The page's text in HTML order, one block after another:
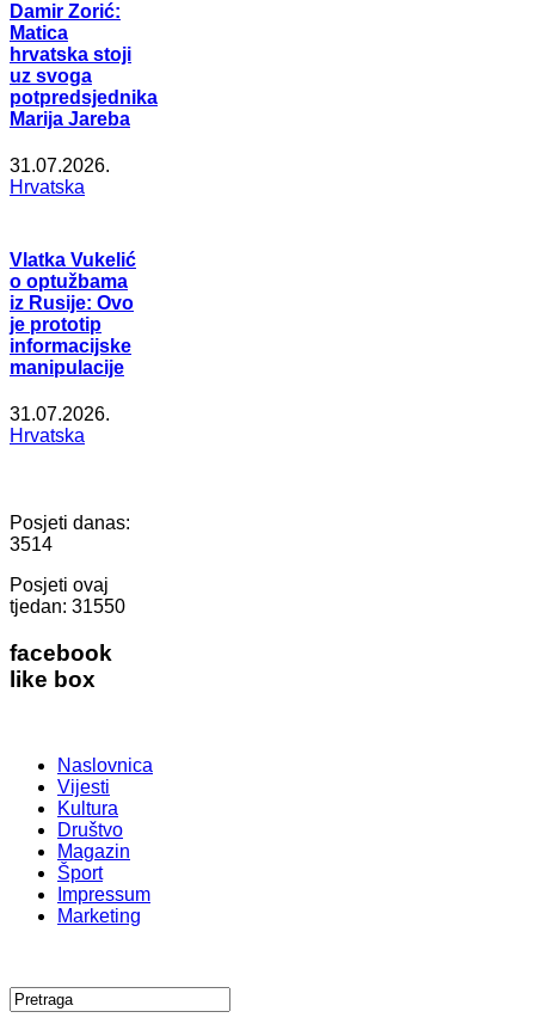
Damir Zorić:
Matica
hrvatska stoji
uz svoga
potpredsjednika
Marija Jareba
31.07.2026.
Hrvatska
Vlatka Vukelić
o optužbama
iz Rusije: Ovo
je prototip
informacijske
manipulacije
31.07.2026.
Hrvatska
Posjeti danas:
3514
Posjeti ovaj
tjedan: 31550
facebook
like box
Naslovnica
Vijesti
Kultura
Društvo
Magazin
Šport
Impressum
Marketing